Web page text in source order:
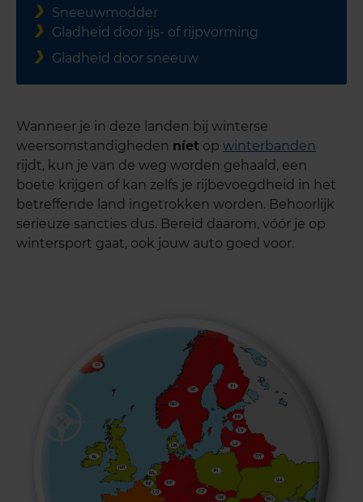
Sneeuwmodder
Gladheid door ijs- of rijpvorming
Gladheid door sneeuw
Wanneer je in deze landen bij winterse
weersomstandigheden níet op winterbanden
rijdt, kun je van de weg worden gehaald, een
boete krijgen of kan zelfs je rijbevoegdheid in het
betreffende land ingetrokken worden. Behoorlijk
serieuze sancties dus. Bereid daarom, vóór je op
wintersport gaat, ook jouw auto goed voor.